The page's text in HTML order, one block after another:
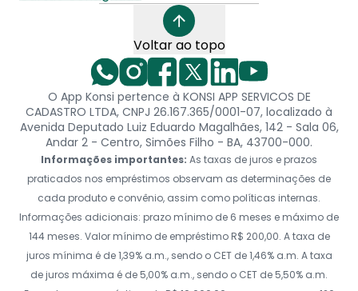
Voltar ao topo
O App Konsi pertence à KONSI APP SERVICOS DE
CADASTRO LTDA, CNPJ 26.167.365/0001-07, localizado à
Avenida Deputado Luiz Eduardo Magalhães, 142 - Sala 06,
Andar 2 - Centro, Simões Filho - BA, 43700-000.
Informações importantes: As taxas de juros e prazos
praticados nos empréstimos observam as determinações de
cada produto e convênio, assim como políticas internas.
Informações adicionais: prazo mínimo de 6 meses e máximo de
144 meses. Valor mínimo de empréstimo R$ 200,00. A taxa de
juros mínima é de 1,39% a.m., sendo o CET de 1,46% a.m. A taxa
de juros máxima é de 5,00% a.m., sendo o CET de 5,50% a.m.